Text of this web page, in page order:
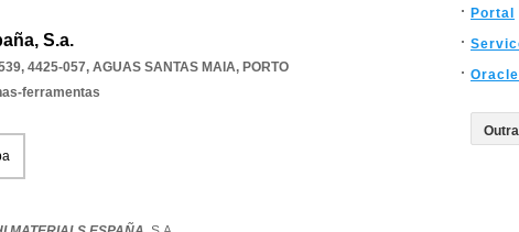
S.a.
4425-057, AGUAS SANTAS MAIA, PORTO
ferramentas
Portal
Oracle